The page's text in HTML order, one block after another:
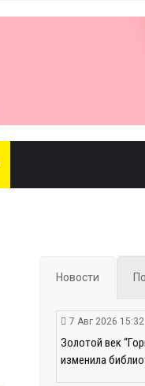
Новости
7 Авг 2026 15:32
Золотой век
изменила